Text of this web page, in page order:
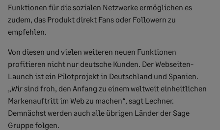
Funktionen für die sozialen Netzwerke ermöglichen es
zudem, das Produkt direkt Fans oder Followern zu
empfehlen.
Von diesen und vielen weiteren neuen Funktionen
profitieren nicht nur deutsche Kunden. Der Webseiten-
Launch ist ein Pilotprojekt in Deutschland und Spanien.
„Wir sind froh, den Anfang zu einem weltweit einheitlichen
Markenauftritt im Web zu machen“, sagt Lechner.
Demnächst werden auch alle übrigen Länder der Sage
Gruppe folgen.